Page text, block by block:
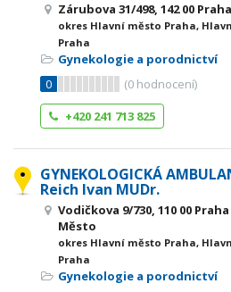
Zárubova 31/498, 142 00
okres Hlavní město Praha,
Praha
Gynekologie a porodnictví
0
(0 hodnocení)
+420 241 713 825
GYNEKOLOGICKÁ
Reich Ivan MUDr.
Vodičkova 9/730, 110 00
Město
okres Hlavní město Praha,
Praha
Gynekologie a porodnictví